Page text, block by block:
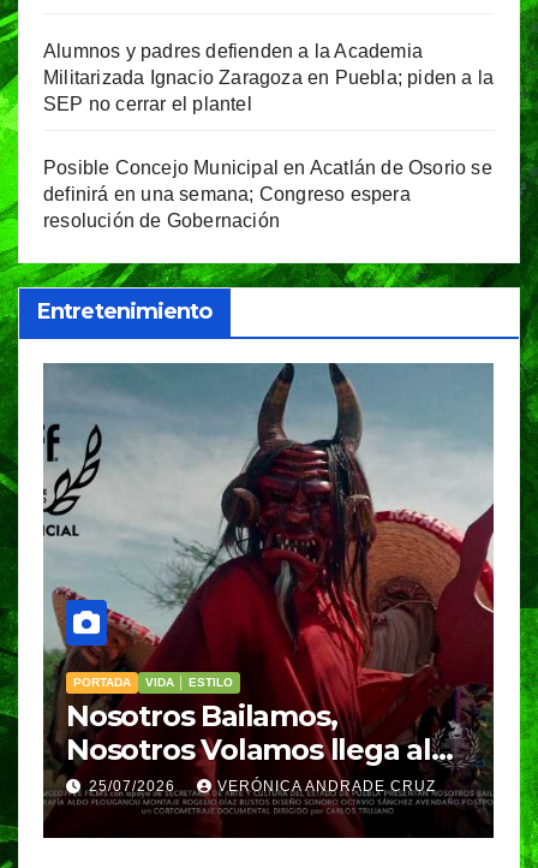
Alumnos y padres defienden a la Academia
Militarizada Ignacio Zaragoza en Puebla; piden a la
SEP no cerrar el plantel
Posible Concejo Municipal en Acatlán de Osorio se
definirá en una semana; Congreso espera
resolución de Gobernación
Entretenimiento
PORTADA VIDA │ ESTILO
Nosotros Bailamos,
Nosotros Volamos llega al
GIFF
25/07/2026 VERÓNICA ANDRADE CRUZ